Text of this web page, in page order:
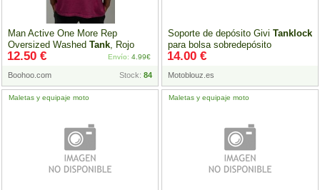
Man Active One More Rep
Oversized Washed Tank, Rojo
Boohoo.com Stock: 84
12.50 € Envío: 4.99€
Soporte de depósito Givi Tanklock
para bolsa sobredepósito
Motoblouz.es
14.00 €
Maletas y equipaje moto Maletas y equipaje moto